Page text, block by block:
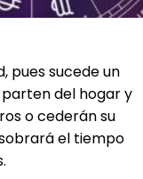
pues sucede un
del hogar y
o cederán su
el tiempo